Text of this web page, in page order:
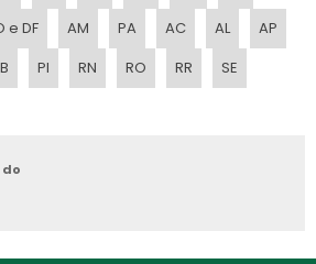
e DF AM PA AC AL
AP
PI RN RO RR
SE